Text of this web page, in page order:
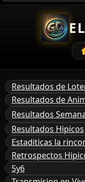
Resultados de
Resultados de
Resultados
Resultados Hipicos
Estaditicas la
Retrospectos
5y6